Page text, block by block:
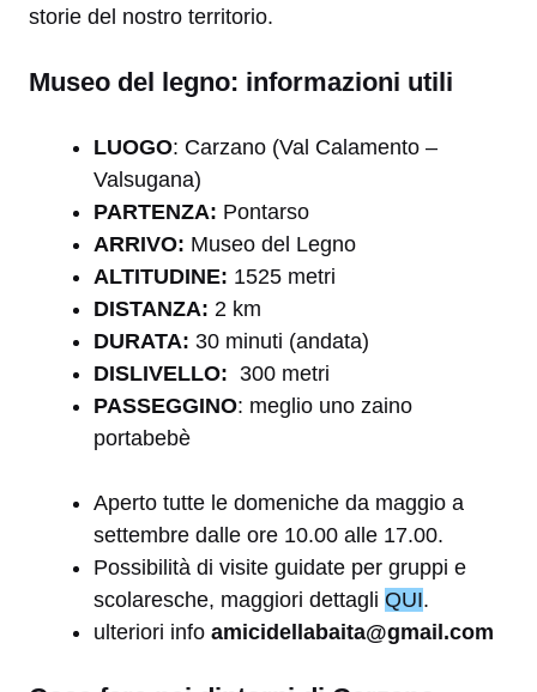
storie del nostro territorio.
Museo del legno: informazioni utili
LUOGO: Carzano (Val Calamento –
Valsugana)
PARTENZA: Pontarso
ARRIVO: Museo del Legno
ALTITUDINE: 1525 metri
DISTANZA: 2 km
DURATA: 30 minuti (andata)
DISLIVELLO: 300 metri
PASSEGGINO: meglio uno zaino
portabebè
Aperto tutte le domeniche da maggio a
settembre dalle ore 10.00 alle 17.00.
Possibilità di visite guidate per gruppi e
scolaresche, maggiori dettagli QUI.
ulteriori info amicidellabaita@gmail.com